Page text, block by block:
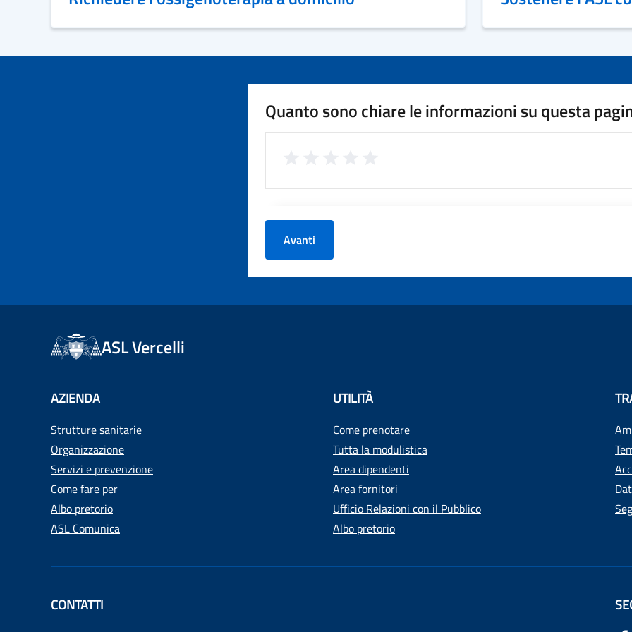
Quanto sono chiare le informazioni su questa
Avanti
ASL Vercelli
AZIENDA
Strutture sanitarie
Organizzazione
Servizi e prevenzione
Come fare per
Albo pretorio
ASL Comunica
UTILITÀ
Come prenotare
Tutta la modulistica
Area dipendenti
Area fornitori
Ufficio Relazioni con il Pubblico
Albo pretorio
CONTATTI